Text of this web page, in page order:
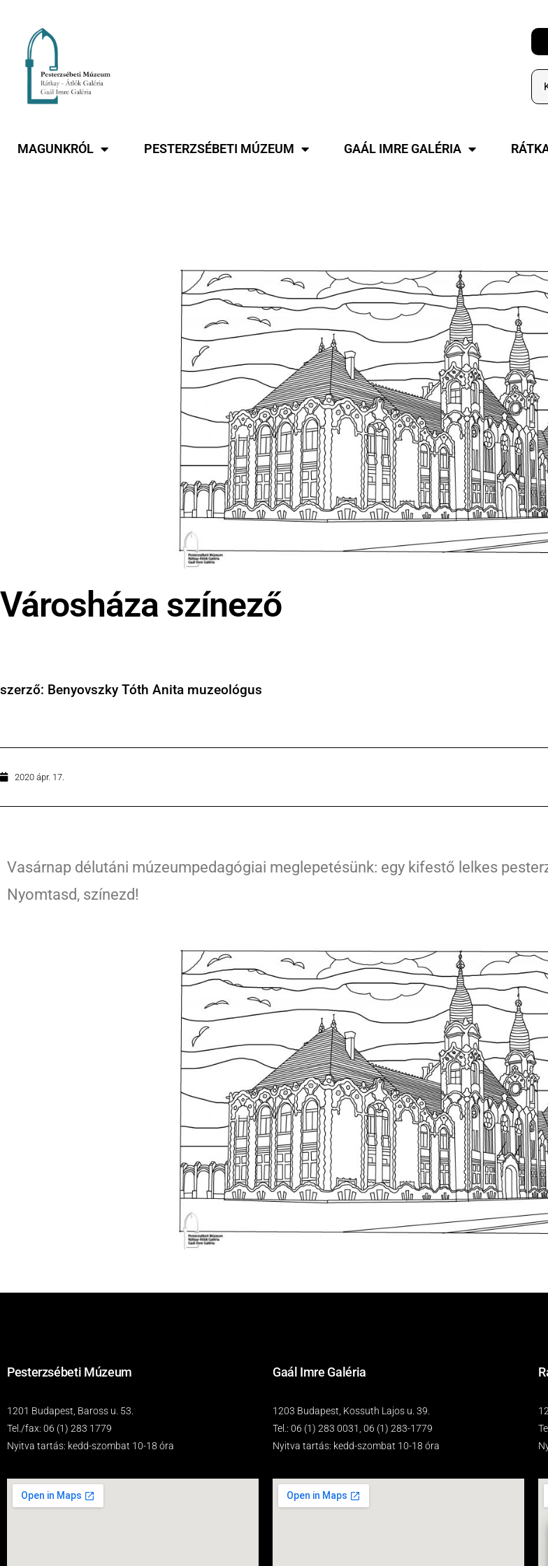
MAGUNKRÓL PESTERZSÉBETI MÚZEUM GAÁL IMRE GALÉRIA
Városháza színező
szerző: Benyovszky Tóth Anita muzeológus
2020 ápr. 17.
Vasárnap délutáni múzeumpedagógiai meglepetésünk: egy kifestő lelkes
Nyomtasd, színezd!
Pesterzsébeti Múzeum
1201 Budapest, Baross u. 53.
Tel./fax: 06 (1) 283 1779
Nyitva tartás: kedd-szombat 10-18 óra
Gaál Imre Galéria
1203 Budapest, Kossuth Lajos u. 39.
Tel.: 06 (1) 283 0031, 06 (1) 283-1779
Nyitva tartás: kedd-szombat 10-18 óra